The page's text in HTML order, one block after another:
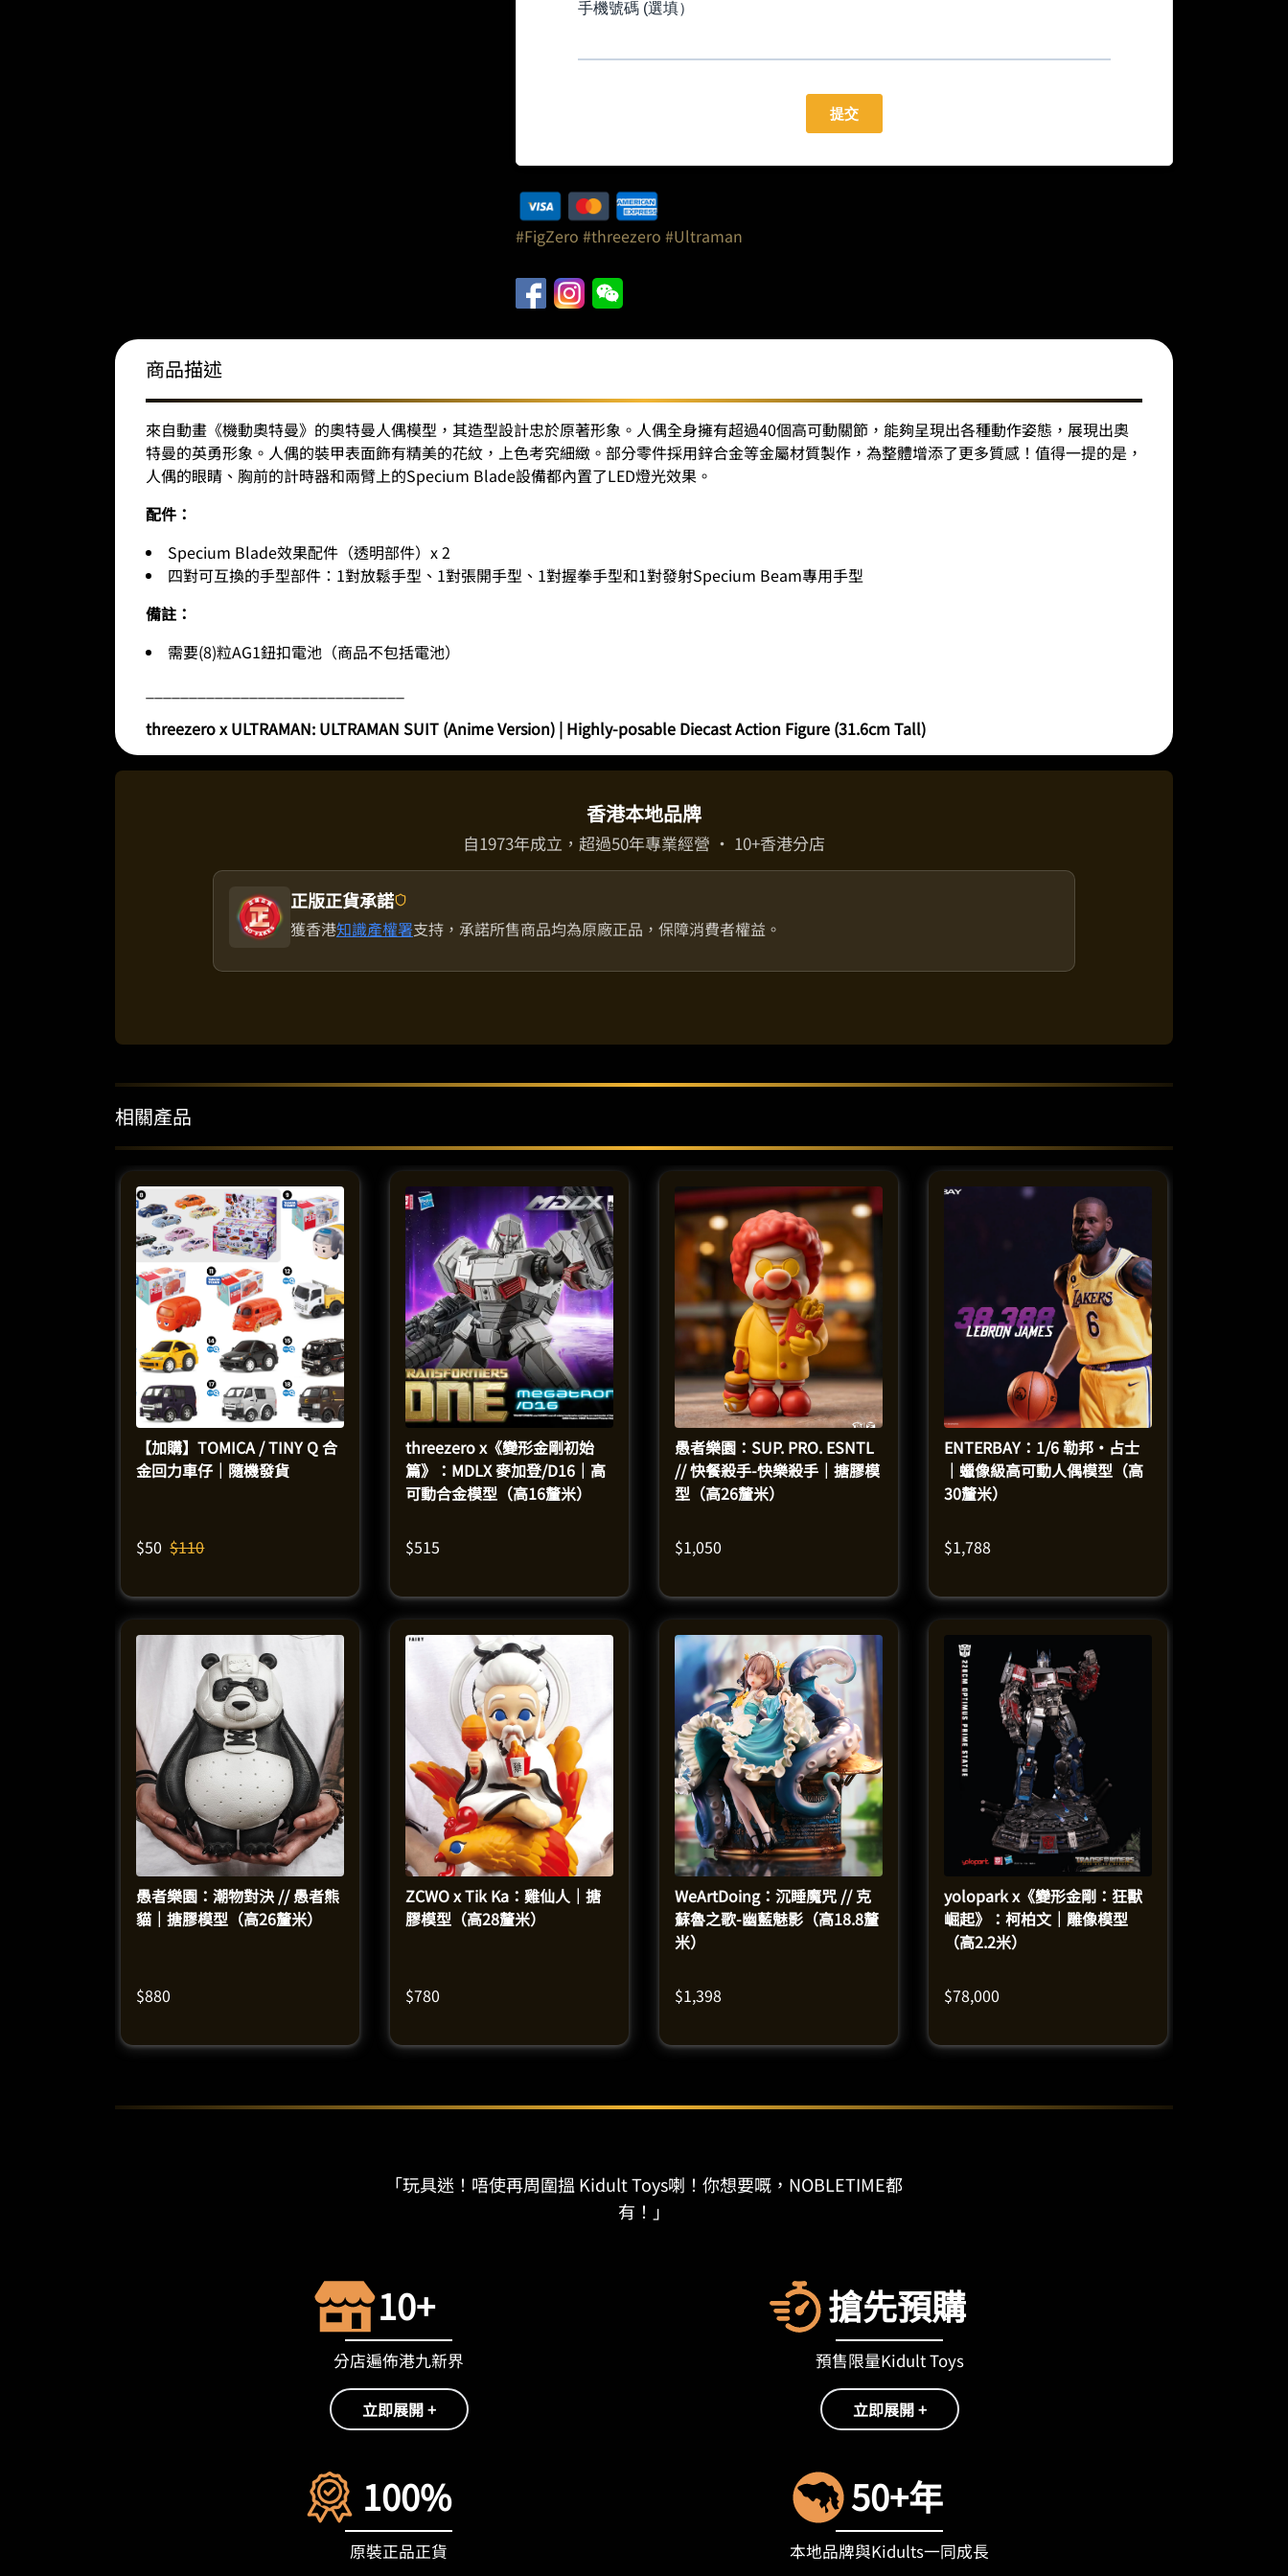
#FigZero #threezero #Ultraman
商品描述
來自動畫《機動奧特曼》的奧特曼人偶模型，其造型設計忠於原著形象。人偶全身擁有超過40個高可動關節，能夠呈現出各種動作姿態，展現出奧
特曼的英勇形象。人偶的裝甲表面飾有精美的花紋，上色考究細緻。部分零件採用鋅合金等金屬材質製作，為整體增添了更多質感！值得一提的是，
人偶的眼睛、胸前的計時器和兩臂上的Specium Blade設備都內置了LED燈光效果。
配件：
Specium Blade效果配件（透明部件）x 2
四對可互換的手型部件：1對放鬆手型、1對張開手型、1對握拳手型和1對發射Specium Beam專用手型
備註：
需要(8)粒AG1鈕扣電池（商品不包括電池）
threezero x ULTRAMAN: ULTRAMAN SUIT (Anime Version) | Highly-posable Diecast Action Figure (31.6cm Tall)
香港本地品牌
自1973年成立，超過50年專業經營 · 10+香港分店
正版正貨承諾
獲香港知識產權署支持，承諾所售商品均為原廠正品，保障消費者權益。
相關產品
【加購】TOMICA / TINY Q 合
金回力車仔｜隨機發貨
$50 $110
threezero x《變形金剛初始
篇》：MDLX 麥加登/D16｜高
可動合金模型（高16釐米）
$515
愚者樂園：SUP. PRO. ESNTL
// 快餐殺手-快樂殺手｜搪膠模
型（高26釐米）
$1,050
ENTERBAY：1/6 勒邦·占士
｜蠟像級高可動人偶模型（高
30釐米）
$1,788
愚者樂園：潮物對決 // 愚者熊
貓｜搪膠模型（高26釐米）
$880
ZCWO x Tik Ka：雞仙人｜搪
膠模型（高28釐米）
$780
WeArtDoing：沉睡魔咒 // 克
蘇魯之歌-幽藍魅影（高18.8釐
米）
$1,398
yolopark x《變形金剛：狂獸
崛起》：柯柏文｜雕像模型
（高2.2米）
$78,000
「玩具迷！唔使再周圍搵 Kidult Toys喇！你想要嘅，NOBLETIME都
有！」
10+
分店遍佈港九新界
立即展開 +
搶先預購
預售限量Kidult Toys
立即展開 +
100%
原裝正品正貨
50+年
本地品牌與Kidults一同成長